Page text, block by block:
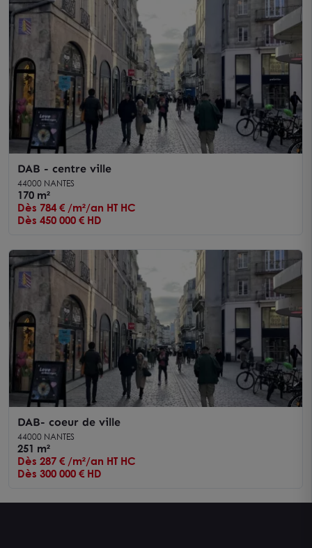
DAB - centre ville
44000 NANTES
170 m²
Dès 784 € /m²/an HT HC
Dès 450 000 € HD
DAB- coeur de ville
44000 NANTES
251 m²
Dès 287 € /m²/an HT HC
Dès 300 000 € HD